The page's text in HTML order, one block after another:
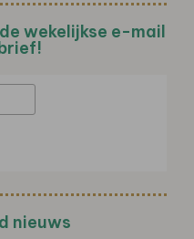
wekelijkse e-mail
nieuws